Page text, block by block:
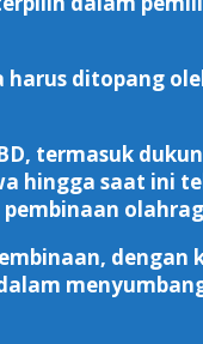
ditopang
termasuk
hingga saat ini